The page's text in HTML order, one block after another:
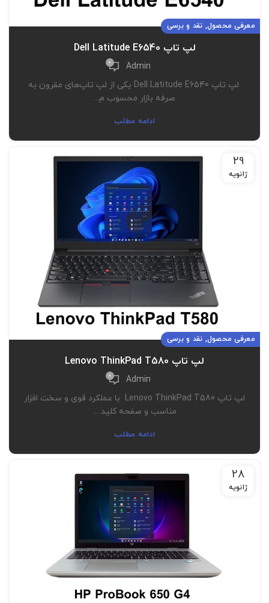
معرفی محصول, نقد و برسی
لپ تاپ Dell Latitude E6540
Admin
0
لپ تاپ Dell Latitude E6540 یکی از لپ تاپ‌های مقرون به
صرفه بازار محسوب م...
ادامه مطلب
29
ژانویه
معرفی محصول, نقد و برسی
لپ تاپ Lenovo ThinkPad T580
Admin
0
لپ تاپ Lenovo ThinkPad T580 با عملکرد قوی و سخت افزار
مناسب و صفحه کلید ...
ادامه مطلب
28
ژانویه